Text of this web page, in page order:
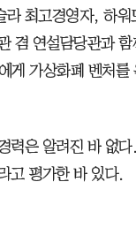
라 최고경영자, 하
겸 연설담당관과
게 가상화폐 벤처를
력은 알려진 바 없
고 평가한 바 있다.